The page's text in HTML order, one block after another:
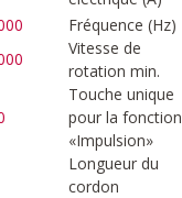
Fréquence (Hz)
Vitesse de
rotation min.
Touche unique
pour la fonction
«Impulsion»
Longueur du
cordon